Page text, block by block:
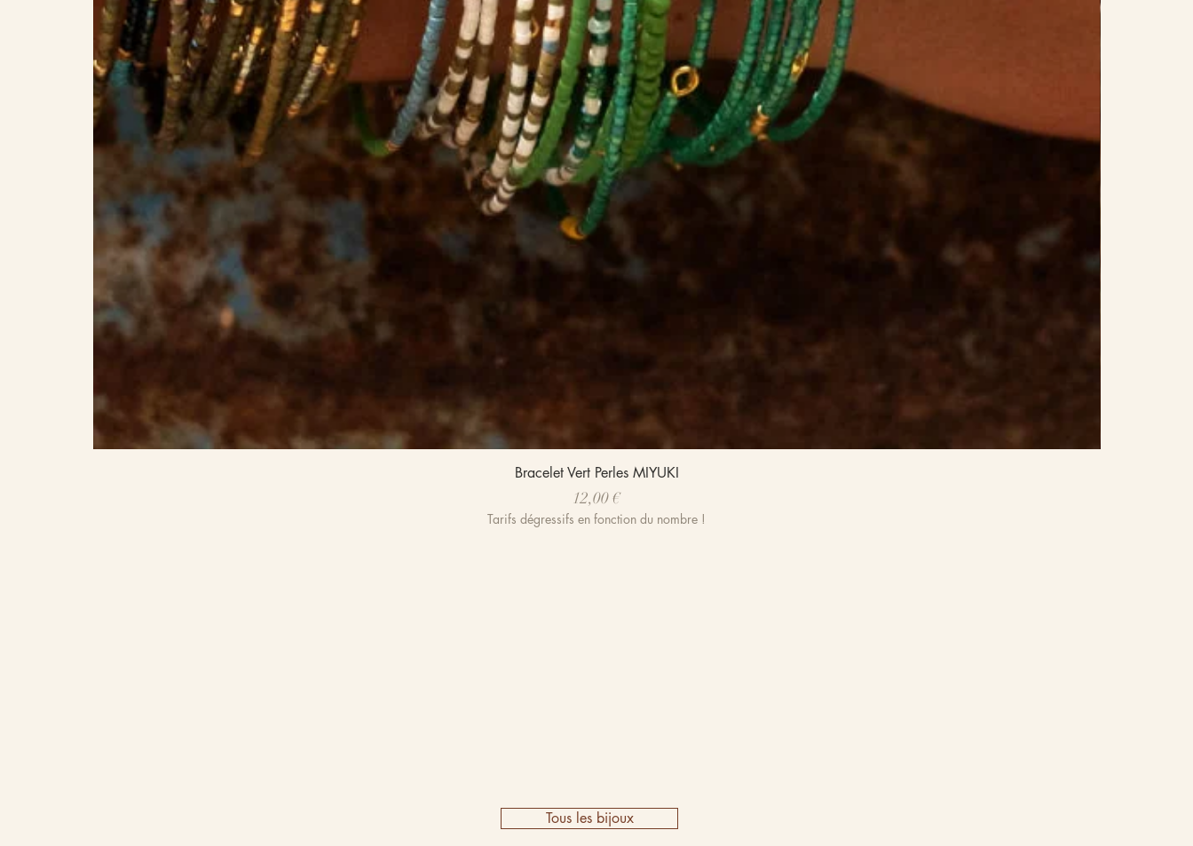
Aperçu rapide
Bracelet Vert Perles MIYUKI
Prix
12,00 €
Tarifs dégressifs en fonction du nombre !
Tous les bijoux